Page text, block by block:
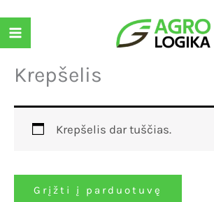
prie
turinio
Krepšelis
Krepšelis dar tuščias.
Grįžti į parduotuvę